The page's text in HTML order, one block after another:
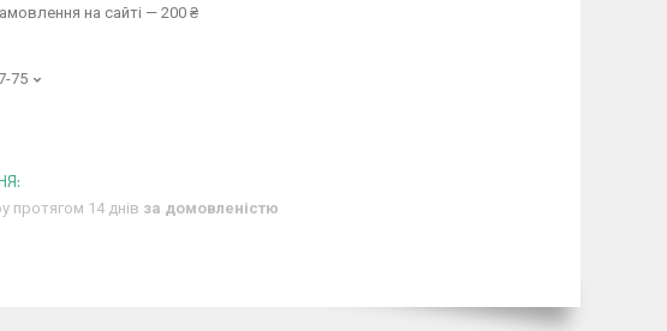
на сайті — 200 ₴
75
протягом 14 днів за домовленістю